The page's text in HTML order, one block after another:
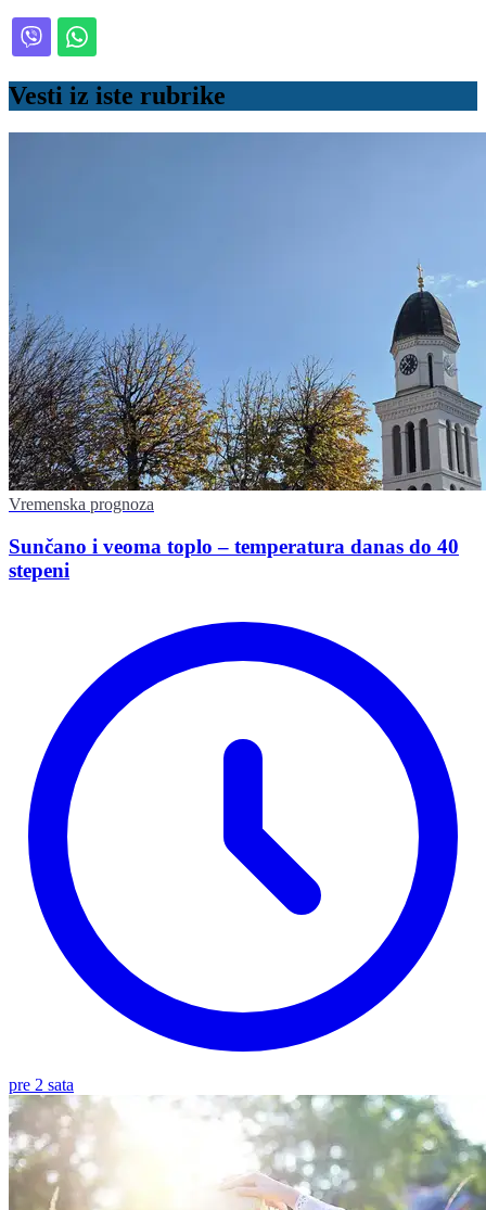
Vesti iz iste rubrike
Vremenska prognoza
Sunčano i veoma toplo – temperatura danas do 40
stepeni
pre 2 sata